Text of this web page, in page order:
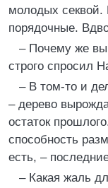
молодых
порядочные.
– Почему же вы
строго спросил
– В том-то и
– дерево
остаток
способность
есть, –
– Какая жаль